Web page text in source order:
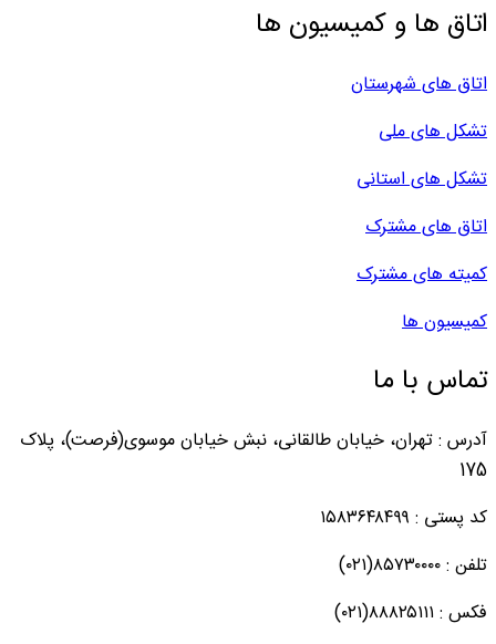
اتاق ها و کمیسیون ها
اتاق های شهرستان
تشکل های ملی
تشکل های استانی
اتاق های مشترک
کمیته های مشترک
کمیسیون ها
تماس با ما
آدرس : تهران، خیابان طالقانی، نبش خیابان موسوی(فرصت)، پلاک
175
کد پستی : ۱۵۸۳۶۴۸۴۹۹
تلفن : ۸۵۷۳۰۰۰۰(۰۲۱)
فکس : ۸۸۸۲۵۱۱۱(۰۲۱)